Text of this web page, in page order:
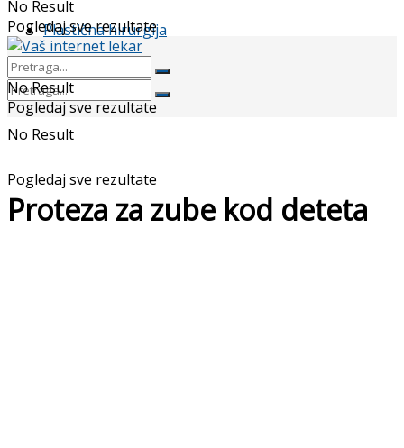
Plastična hirurgija
No Result
Pogledaj sve rezultate
No Result
Pogledaj sve rezultate
No Result
Pogledaj sve rezultate
Proteza za zube kod deteta